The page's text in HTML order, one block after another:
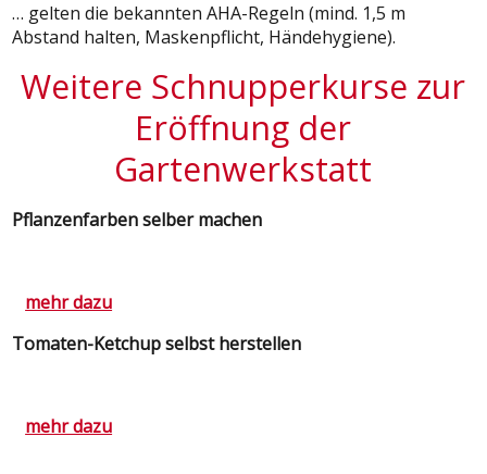
… gelten die bekannten AHA-Regeln (mind. 1,5 m
Abstand halten, Maskenpflicht, Händehygiene).
Weitere Schnupperkurse zur
Eröffnung der
Gartenwerkstatt
Pflanzenfarben selber machen
mehr dazu
Tomaten-Ketchup selbst herstellen
mehr dazu